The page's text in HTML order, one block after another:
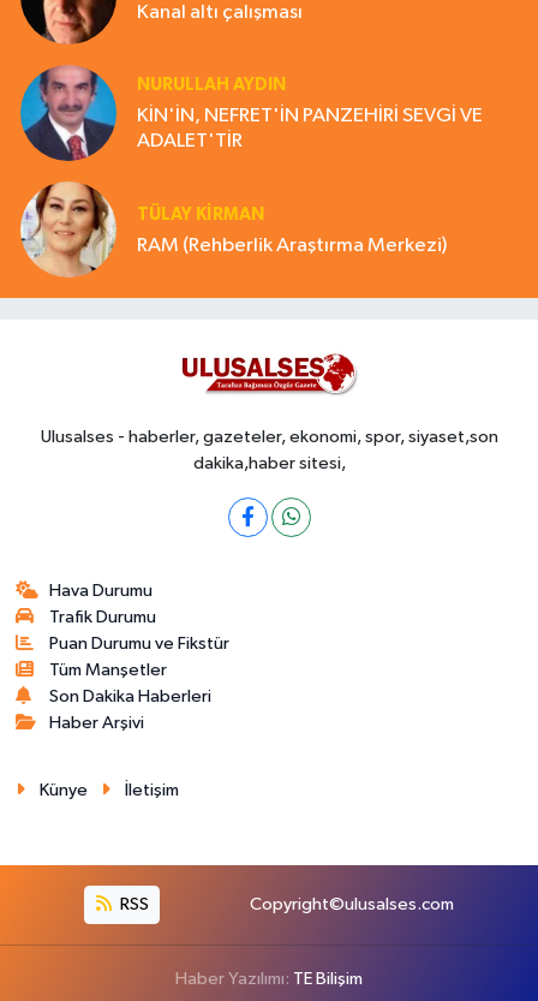
Kanal altı çalışması
NURULLAH AYDIN
KİN'İN, NEFRET'İN PANZEHİRİ SEVGİ VE
ADALET'TİR
TÜLAY KİRMAN
RAM (Rehberlik Araştırma Merkezi)
Ulusalses - haberler, gazeteler, ekonomi, spor, siyaset,son
dakika,haber sitesi,
Hava Durumu
Trafik Durumu
Puan Durumu ve Fikstür
Tüm Manşetler
Son Dakika Haberleri
Haber Arşivi
Künye İletişim
RSS Copyright©ulusalses.com
Haber Yazılımı: TE Bilişim